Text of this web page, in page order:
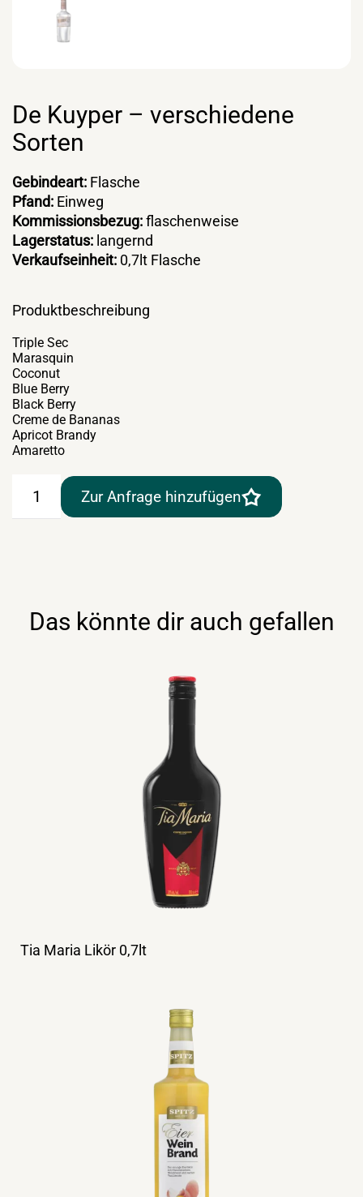
De Kuyper – verschiedene
Sorten
Gebindeart: Flasche
Pfand: Einweg
Kommissionsbezug:flaschenweise
Lagerstatus: langernd
Verkaufseinheit: 0,7lt Flasche
Produktbeschreibung
Triple Sec
Marasquin
Coconut
Blue Berry
Black Berry
Creme de Bananas
Apricot Brandy
Amaretto
Kuyper
Zur Anfrage hinzufügen
Das könnte dir auch gefallen
Tia Maria Likör 0,7lt